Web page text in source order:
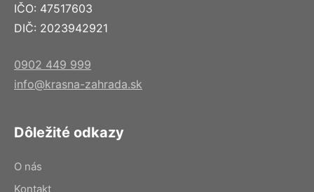
IČO: 47517603
DIČ: 2023942921
0902 449 999
info@krasna-zahrada.sk
Dôležité odkazy
O nás
Kontakt